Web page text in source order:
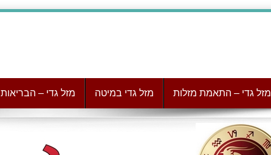
מזל גדי – התאמת מזלות מזל גדי במיטה מזל גדי – הבריאות